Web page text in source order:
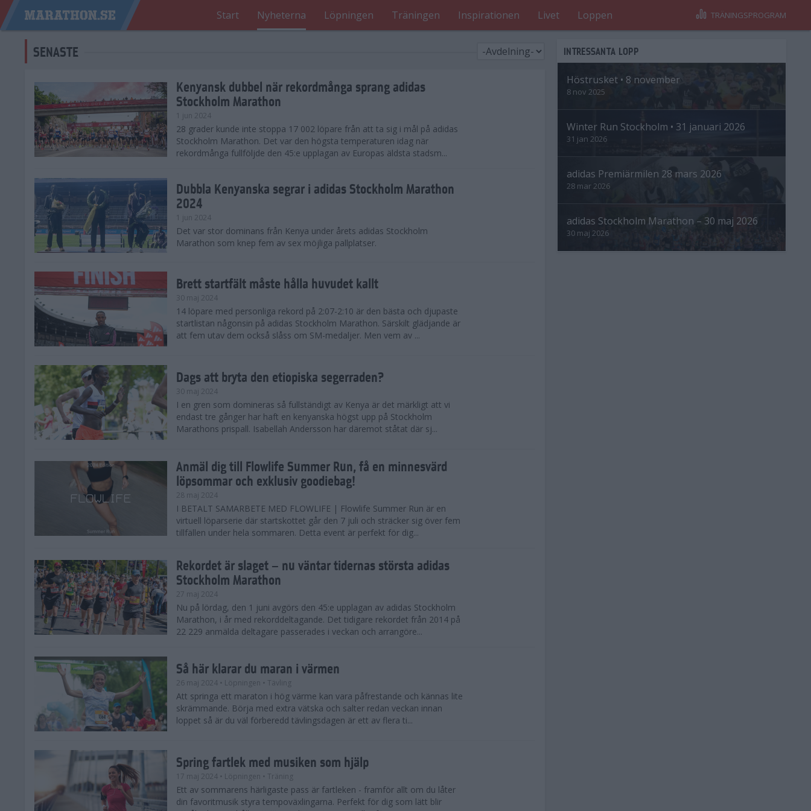
Start Nyheterna Löpningen Träningen Inspirationen Livet Loppen TRÄNINGSPROGRAM
SENASTE
Kenyansk dubbel när rekordmånga sprang adidas
Stockholm Marathon
1 jun 2024
28 grader kunde inte stoppa 17 002 löpare från att ta sig i mål på adidas
Stockholm Marathon. Det var den högsta temperaturen idag när
rekordmånga fullföljde den 45:e upplagan av Europas äldsta stadsm...
Dubbla Kenyanska segrar i adidas Stockholm Marathon
2024
1 jun 2024
Det var stor dominans från Kenya under årets adidas Stockholm
Marathon som knep fem av sex möjliga pallplatser.
Brett startfält måste hålla huvudet kallt
30 maj 2024
14 löpare med personliga rekord på 2:07-2:10 är den bästa och djupaste
startlistan någonsin på adidas Stockholm Marathon. Särskilt glädjande är
att fem utav dem också slåss om SM-medaljer. Men vem av ...
Dags att bryta den etiopiska segerraden?
30 maj 2024
I en gren som domineras så fullständigt av Kenya är det märkligt att vi
endast tre gånger har haft en kenyanska högst upp på Stockholm
Marathons prispall. Isabellah Andersson har däremot ståtat där sj...
Anmäl dig till Flowlife Summer Run, få en minnesvärd
löpsommar och exklusiv goodiebag!
28 maj 2024
I BETALT SAMARBETE MED FLOWLIFE | Flowlife Summer Run är en
virtuell löparserie där startskottet går den 7 juli och sträcker sig över fem
tillfällen under hela sommaren. Detta event är perfekt för dig...
Rekordet är slaget – nu väntar tidernas största adidas
Stockholm Marathon
27 maj 2024
Nu på lördag, den 1 juni avgörs den 45:e upplagan av adidas Stockholm
Marathon, i år med rekorddeltagande. Det tidigare rekordet från 2014 på
22 229 anmälda deltagare passerades i veckan och arrangöre...
Så här klarar du maran i värmen
26 maj 2024 • Löpningen • Tävling
Att springa ett maraton i hög värme kan vara påfrestande och kännas lite
skrämmande. Börja med extra vätska och salter redan veckan innan
loppet så är du väl förberedd tävlingsdagen är ett av flera ti...
Spring fartlek med musiken som hjälp
17 maj 2024 • Löpningen • Träning
Ett av sommarens härligaste pass är fartleken - framför allt om du låter
din favoritmusik styra tempoväxlingarna. Perfekt för dig som lätt blir
INTRESSANTA LOPP
Höstrusket • 8 november
8 nov 2025
Winter Run Stockholm • 31 januari 2026
31 jan 2026
adidas Premiärmilen 28 mars 2026
28 mar 2026
adidas Stockholm Marathon – 30 maj 2026
30 maj 2026